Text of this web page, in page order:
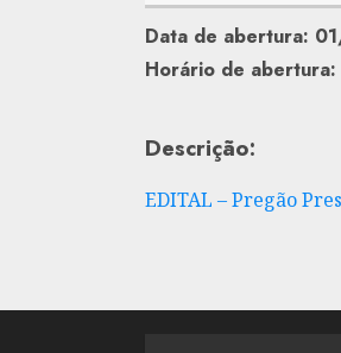
Data de abertura:
Horário de abertura:
Descrição:
EDITAL – Pregão